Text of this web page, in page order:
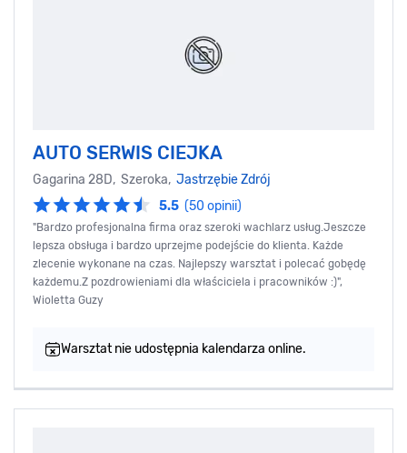
AUTO SERWIS CIEJKA
Gagarina 28D, Szeroka, Jastrzębie Zdrój
5.5 (50 opinii)
"Bardzo profesjonalna firma oraz szeroki wachlarz usług.Jeszcze
lepsza obsługa i bardzo uprzejme podejście do klienta. Każde
zlecenie wykonane na czas. Najlepszy warsztat i polecać gobędę
każdemu.Z pozdrowieniami dla właściciela i pracowników :)",
Wioletta Guzy
Warsztat nie udostępnia kalendarza online.